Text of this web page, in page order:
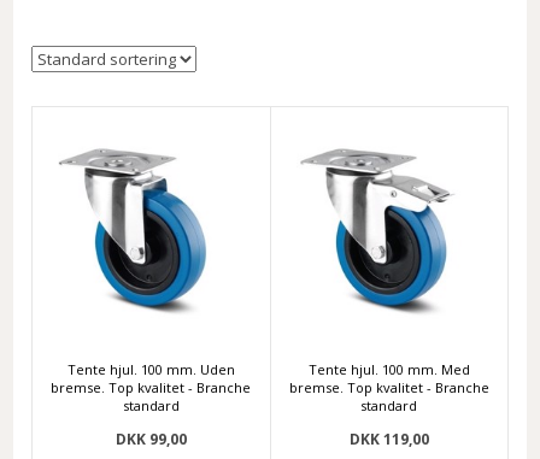
Tente hjul. 100 mm. Uden
bremse. Top kvalitet - Branche
standard
DKK 99,00
Tente hjul. 100 mm. Med
bremse. Top kvalitet - Branche
standard
DKK 119,00